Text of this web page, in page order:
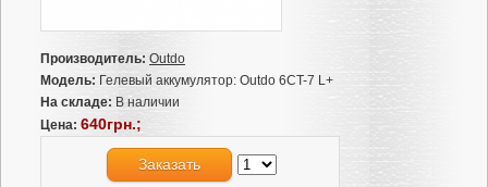
Производитель: Outdo
Модель: Гелевый аккумулятор: Outdo 6CT-7 L+
На складе: В наличии
Цена: 640грн.;
Заказать